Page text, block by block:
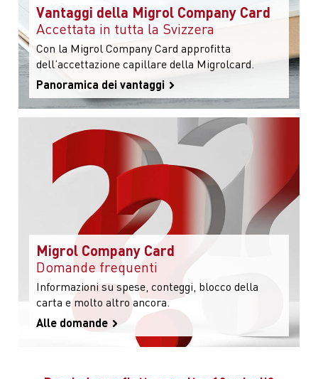
Vantaggi della Migrol Company Card
Accettata in tutta la Svizzera
Con la Migrol Company Card approfitta
dell’accettazione capillare della Migrolcard.
Panoramica dei vantaggi
Migrol Company Card
Domande frequenti
Informazioni su spese, conteggi, blocco della
carta e molto altro ancora.
Alle domande